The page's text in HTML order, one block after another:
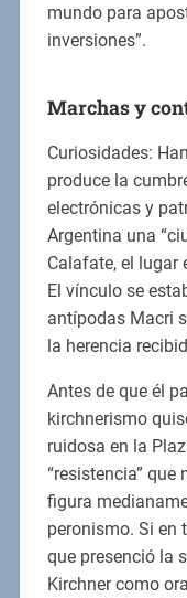
mundo para
inversiones”.
Marchas y
Curiosidades:
produce la
electrónicas y
Argentina una
Calafate, el lugar
El vínculo se
antípodas Macri
la herencia
Antes de que él
kirchnerismo
ruidosa en la
“resistencia”
figura
peronismo. Si en
que presenció la
Kirchner como